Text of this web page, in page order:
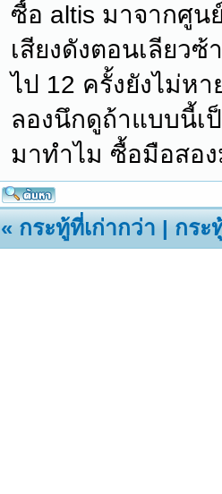
ซื้อ altis มาจากศูน
เสียงดังตอนเลียว
ไป 12 ครั้งยังไม่ห
ลองนึกดูถ้าแบบนี้เ
มาทำไม ซื้อมือสอ
«กระทู้ที่เก่ากว่า|กระ